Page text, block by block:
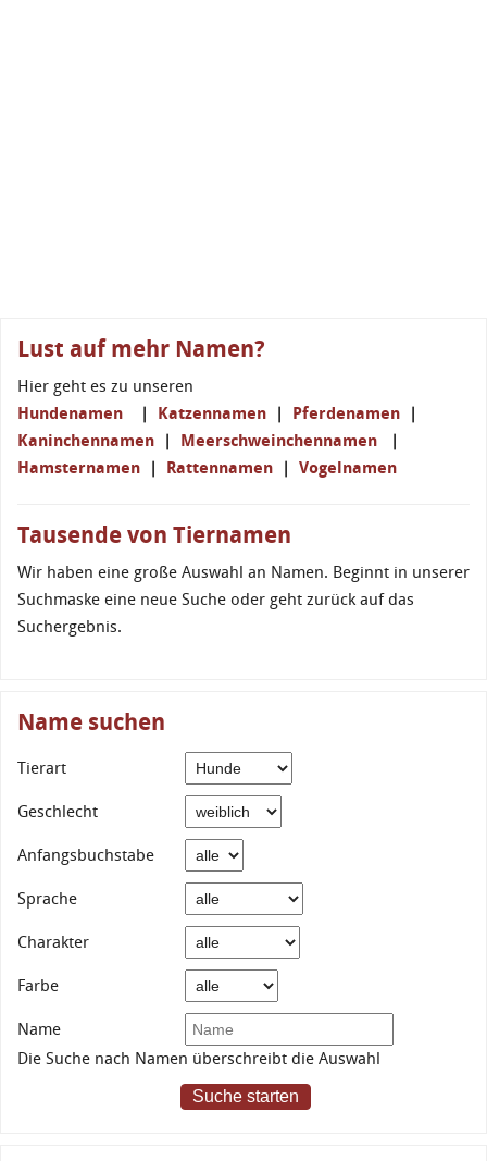
Lust auf mehr Namen?
Hier geht es zu unseren
Hundenamen | Katzennamen | Pferdenamen |
Kaninchennamen | Meerschweinchennamen |
Hamsternamen | Rattennamen | Vogelnamen
Tausende von Tiernamen
Wir haben eine große Auswahl an Namen. Beginnt in unserer
Suchmaske eine neue Suche oder geht zurück auf das
Suchergebnis.
Name suchen
Tierart
Geschlecht
Anfangsbuchstabe
Sprache
Charakter
Farbe
Name
Die Suche nach Namen überschreibt die Auswahl
Suche starten